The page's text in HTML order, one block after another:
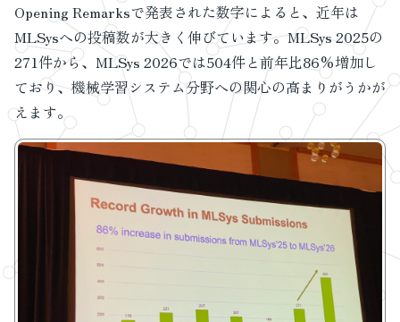
Opening Remarksで発表された数字によると、近年は
MLSysへの投稿数が大きく伸びています。MLSys 2025の
271件から、MLSys 2026では504件と前年比86%増加し
ており、機械学習システム分野への関心の高まりがうかが
えます。